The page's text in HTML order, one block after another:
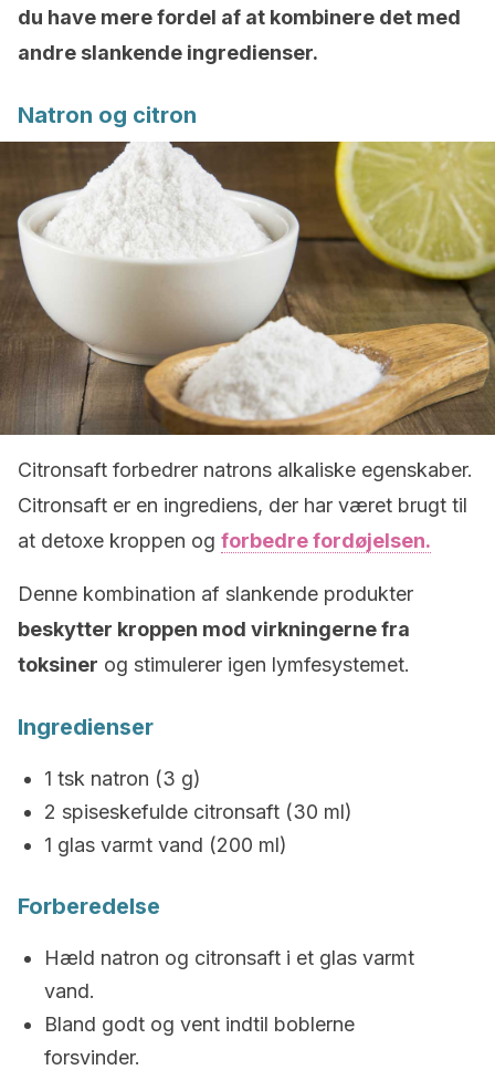
du have mere fordel af at kombinere det med
andre slankende ingredienser.
Natron og citron
Citronsaft forbedrer natrons alkaliske egenskaber.
Citronsaft er en ingrediens, der har været brugt til
at detoxe kroppen og forbedre fordøjelsen.
Denne kombination af slankende produkter
beskytter kroppen mod virkningerne fra
toksiner og stimulerer igen lymfesystemet.
Ingredienser
1 tsk natron (3 g)
2 spiseskefulde citronsaft (30 ml)
1 glas varmt vand (200 ml)
Forberedelse
Hæld natron og citronsaft i et glas varmt
vand.
Bland godt og vent indtil boblerne
forsvinder.